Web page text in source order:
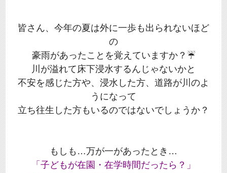
皆さん、今年の夏は外に一歩も出られないほど
の
豪雨があったことを覚えていますか？☔
川が溢れて床下浸水するんじゃないかと
不安を感じた方や、浸水した方、道路が川のよ
うになって
立ち往生した方もいるのではないでしょうか？
もしも…万が一があったとき…
「子どもが在園・在学時間だったら？」